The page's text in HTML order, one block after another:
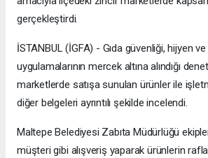
gerçekleştirdi.
İSTANBUL (İGFA) - Gıda güvenliği, hijyen
uygulamalarının mercek altına alındığı
marketlerde satışa sunulan ürünler ile
diğer belgeleri ayrıntılı şekilde incelendi.
Maltepe Belediyesi Zabıta Müdürlüğü
müşteri gibi alışveriş yaparak ürünlerin